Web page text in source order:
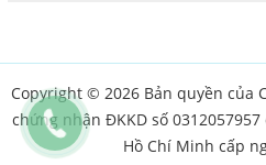
Copyright © 2026 Bản quyền của
chứng nhận ĐKKD số
Hồ Chí Minh cấp